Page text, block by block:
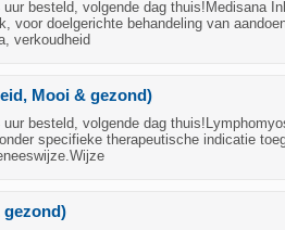
besteld, volgende dag thuis!Medisana
voor doelgerichte behandeling van
verkoudheid
Mooi & gezond)
besteld, volgende dag
specifieke therapeutische indicatie
gezond)